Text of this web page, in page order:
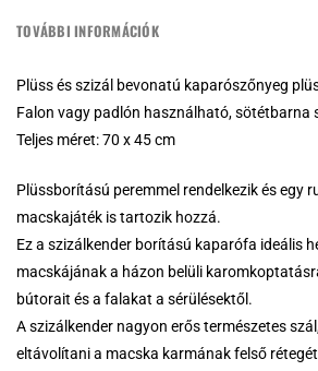
TOVÁBBI INFORMÁCIÓK
Plüss és szizál bevonatú kaparószőnyeg
Falon vagy padlón használható, sötétbarna
Teljes méret: 70 x 45 cm
Plüssborítású peremmel rendelkezik és egy
macskajáték is tartozik hozzá.
Ez a szizálkender borítású kaparófa ideális
macskájának a házon belüli
bútorait és a falakat a sérülésektől.
A szizálkender nagyon erős természetes
eltávolítani a macska karmának felső rétegét